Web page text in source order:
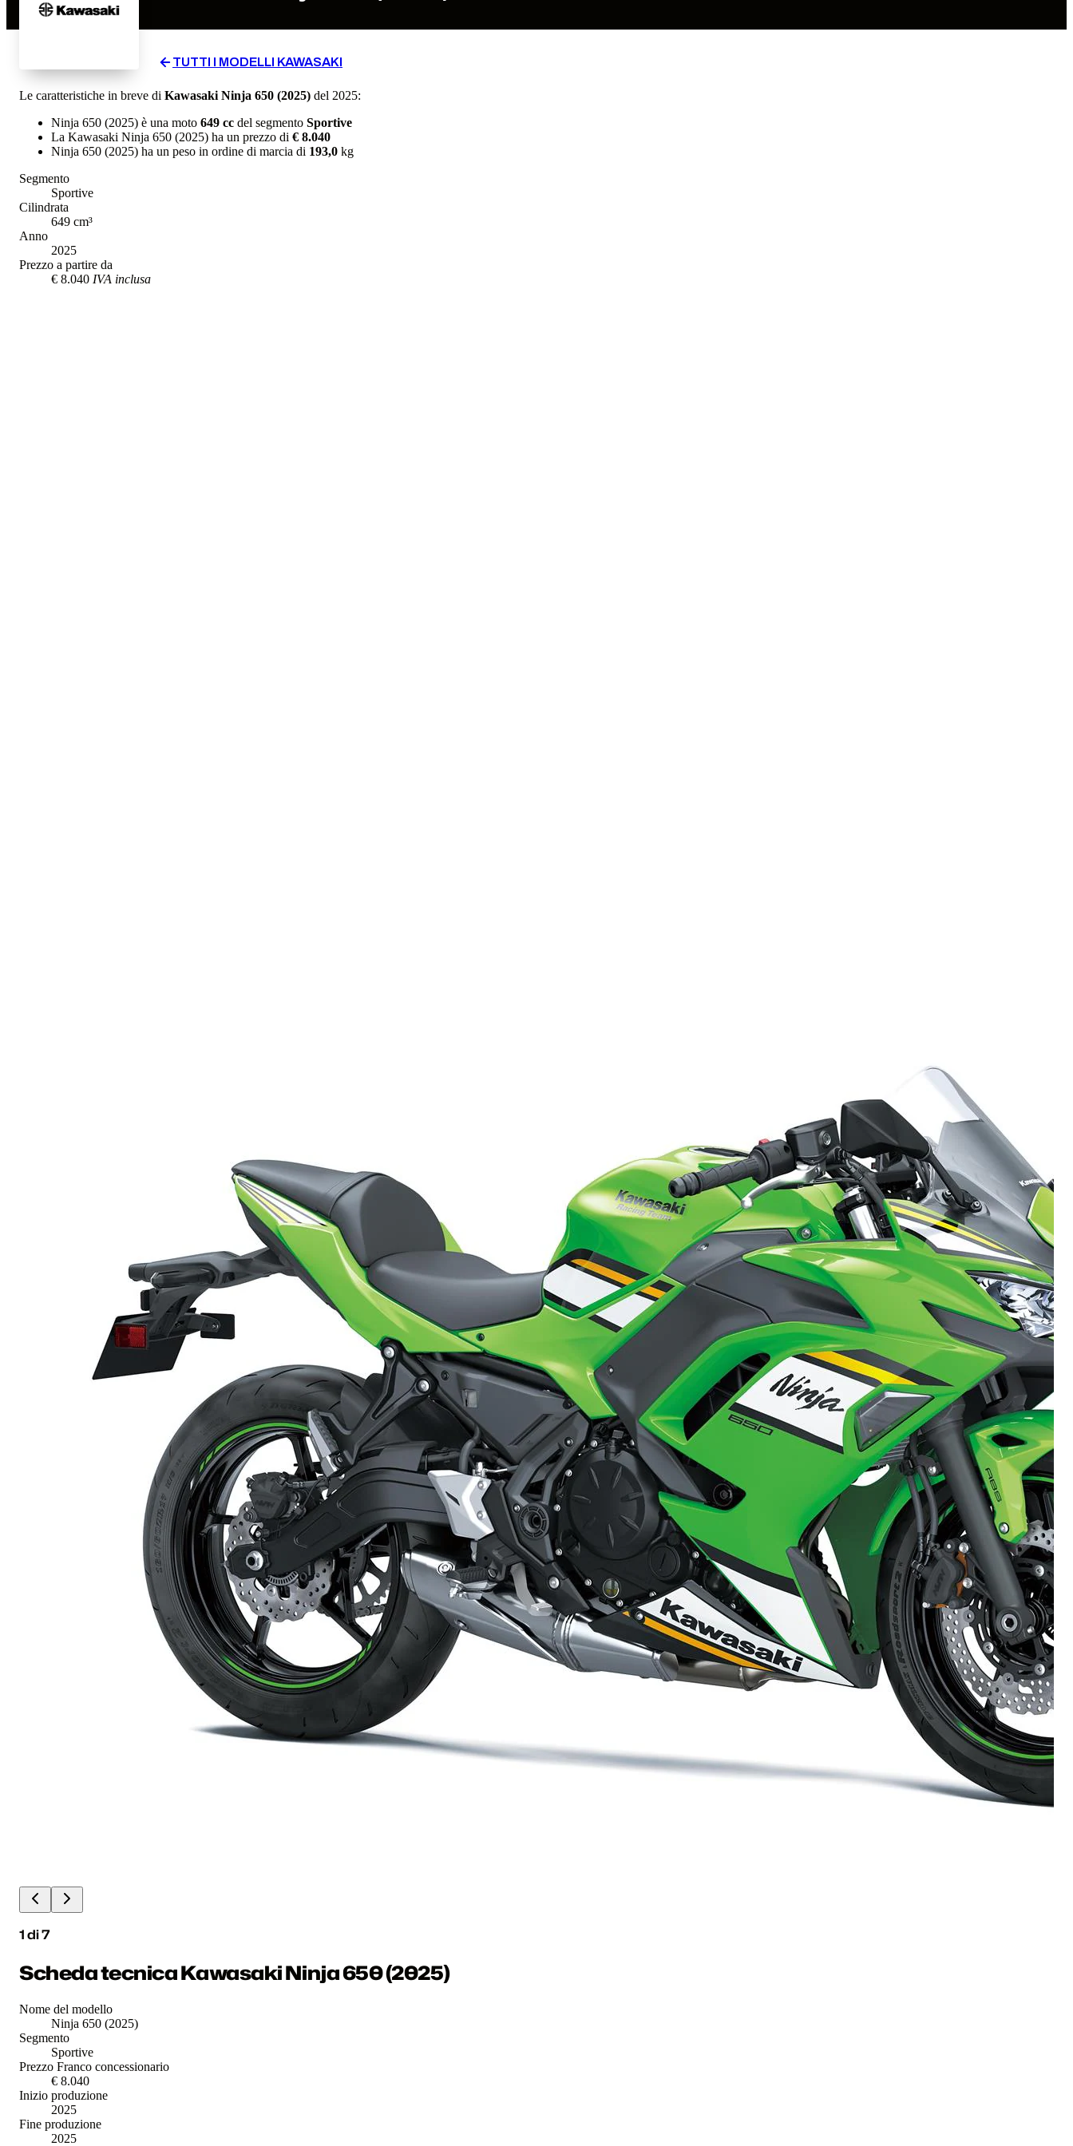
TUTTI I MODELLI KAWASAKI
Le caratteristiche in breve di Kawasaki Ninja 650 (2025) del 2025:
Ninja 650 (2025) è una moto 649 cc del segmento Sportive
La Kawasaki Ninja 650 (2025) ha un prezzo di € 8.040
Ninja 650 (2025) ha un peso in ordine di marcia di 193,0 kg
Segmento
Sportive
Cilindrata
649 cm³
Anno
2025
Prezzo a partire da
€ 8.040 IVA inclusa
1di7
Scheda tecnica Kawasaki Ninja 650 (2025)
Nome del modello
Ninja 650 (2025)
Segmento
Sportive
Prezzo Franco concessionario
€ 8.040
Inizio produzione
2025
Fine produzione
2025